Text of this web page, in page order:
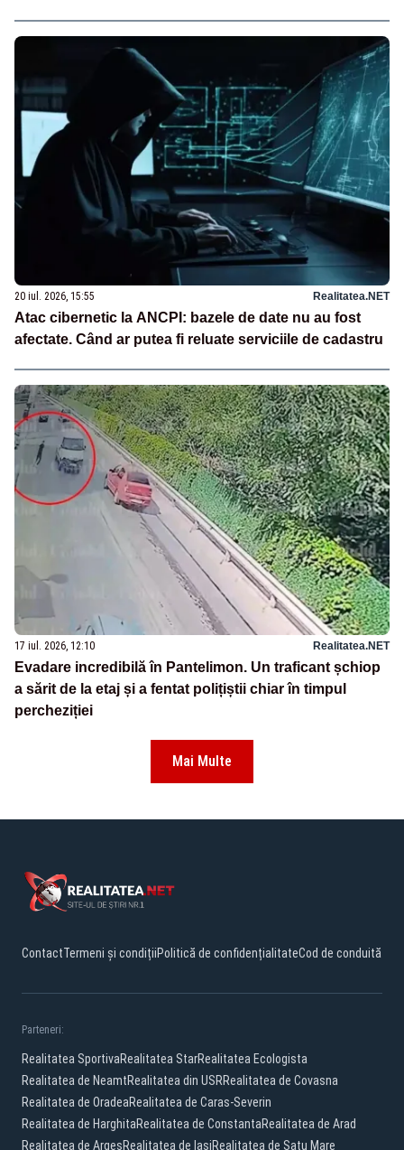
20 iul. 2026, 15:55 Realitatea.NET
Atac cibernetic la ANCPI: bazele de date nu au fost
afectate. Când ar putea fi reluate serviciile de cadastru
17 iul. 2026, 12:10 Realitatea.NET
Evadare incredibilă în Pantelimon. Un traficant șchiop
a sărit de la etaj și a fentat polițiștii chiar în timpul
percheziției
Mai Multe
ContactTermeni și condițiiPolitică de confidențialitateCod de conduită
Parteneri:
Realitatea SportivaRealitatea StarRealitatea Ecologista
Realitatea de NeamtRealitatea din USRRealitatea de Covasna
Realitatea de OradeaRealitatea de Caras-Severin
Realitatea de HarghitaRealitatea de ConstantaRealitatea de Arad
Realitatea de ArgesRealitatea de IasiRealitatea de Satu Mare